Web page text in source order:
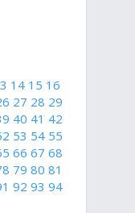
14 15 16
27 28 29
40 41 42
53 54 55
66 67 68
79 80 81
92 93 94